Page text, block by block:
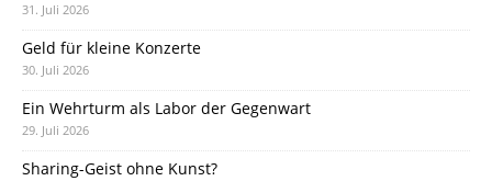
31. Juli 2026
Geld für kleine Konzerte
30. Juli 2026
Ein Wehrturm als Labor der Gegenwart
29. Juli 2026
Sharing-Geist ohne Kunst?